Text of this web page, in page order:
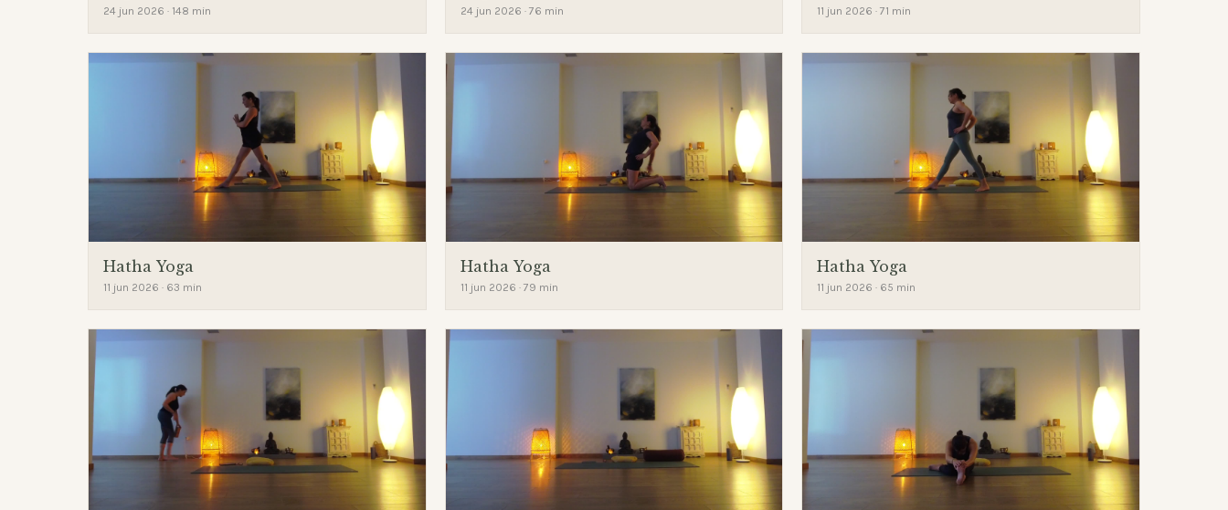
24 jun 2026 · 148 min 24 jun 2026 · 76 min 11 jun 2026 · 71 min
Hatha Yoga
11 jun 2026 · 63 min
Hatha Yoga
11 jun 2026 · 79 min
Hatha Yoga
11 jun 2026 · 65 min